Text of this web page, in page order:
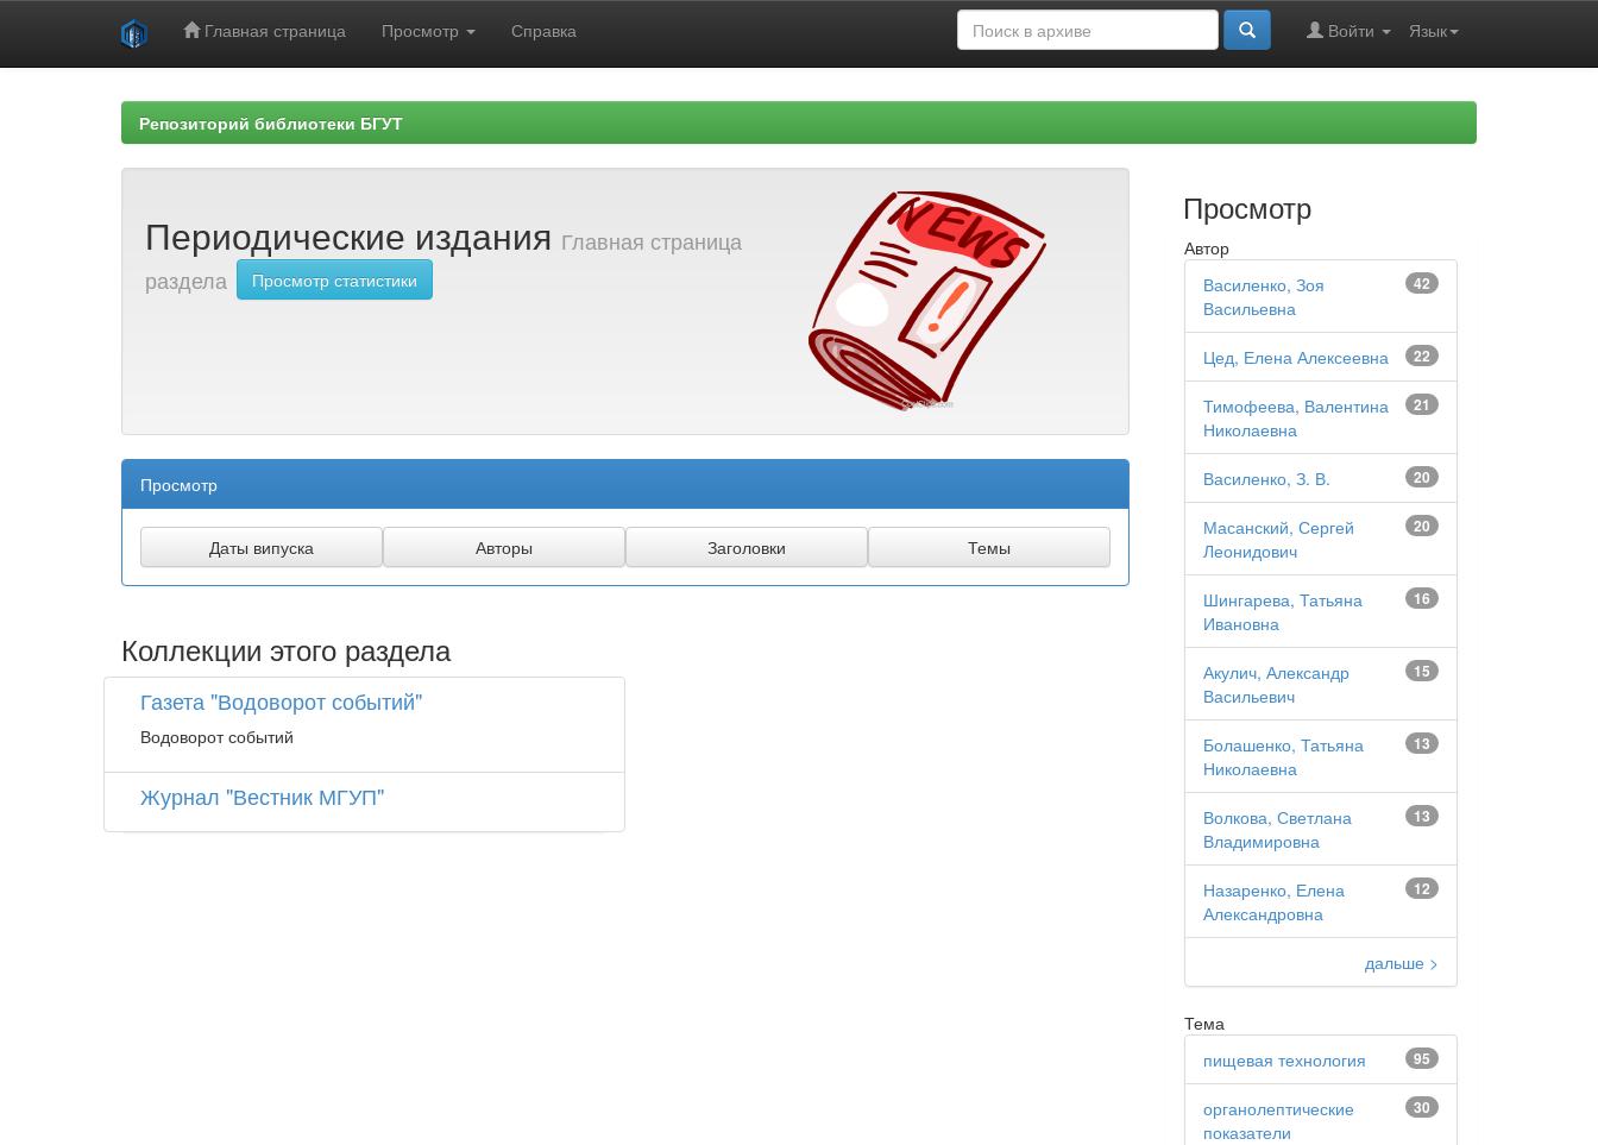
Главная страница Просмотр Справка Язык
Войти
Репозиторий библиотеки БГУТ
Периодические издания Главная страница
раздела
Просмотр статистики
Просмотр
Коллекции этого раздела
Газета "Водоворот событий"
Водоворот событий
Журнал "Вестник МГУП"
Просмотр
Автор
42
Василенко, Зоя
Васильевна
22
Цед, Елена Алексеевна
21
Тимофеева, Валентина
Николаевна
20
Василенко, З. В.
20
Масанский, Сергей
Леонидович
16
Шингарева, Татьяна
Ивановна
15
Акулич, Александр
Васильевич
13
Болашенко, Татьяна
Николаевна
13
Волкова, Светлана
Владимировна
12
Назаренко, Елена
Александровна
дальше >
Тема
95
пищевая технология
30
органолептические
показатели